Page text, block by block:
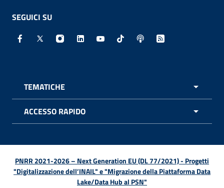
SEGUICI SU
Facebook - Sito esterno - Apertura in nuova finestra
X - Sito esterno - Apertura in nuova finestra
Instagram - Sito esterno - Apertura in
Linkedin - Sito esterno - Apertura in
Youtube - Sito esterno -
TikTok - Sito esterno -
Spreaker - Sito
Feed RSS -
TEMATICHE
ACCESSO RAPIDO
PNRR 2021-2026 – Next Generation EU (DL 77/2021) - Progetti
"Digitalizzazione dell’INAIL" e "Migrazione della Piattaforma Data
Lake/Data Hub al PSN"